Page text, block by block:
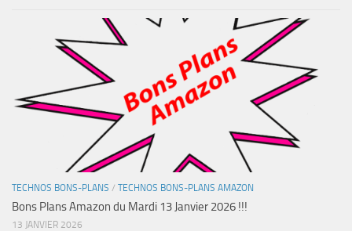
TECHNOS BONS-PLANS / TECHNOS BONS-PLANS AMAZON
Bons Plans Amazon du Mardi 13 Janvier 2026 !!!
13 JANVIER 2026